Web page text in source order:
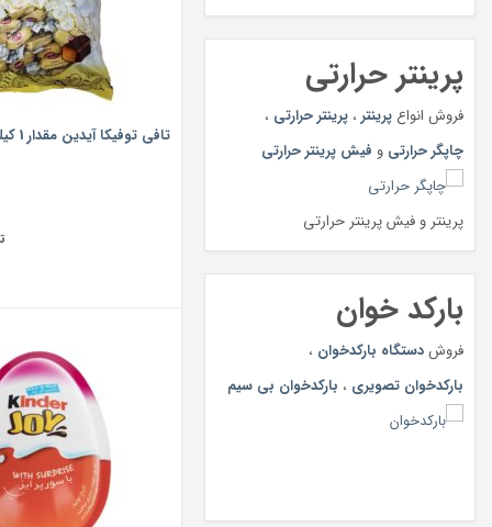
پرینتر حرارتی
فروش انواع پرینتر ، پرینتر حرارتی ،
چاپگر حرارتی و فیش پرینتر حرارتی
پرینتر و فیش پرینتر حرارتی
بارکد خوان
فروشدستگاه بارکدخوان ،
بارکدخوان تصویری ، بارکدخوان بی سیم
تافی توفیکا آیدین مقدار 1 کیلو گرم